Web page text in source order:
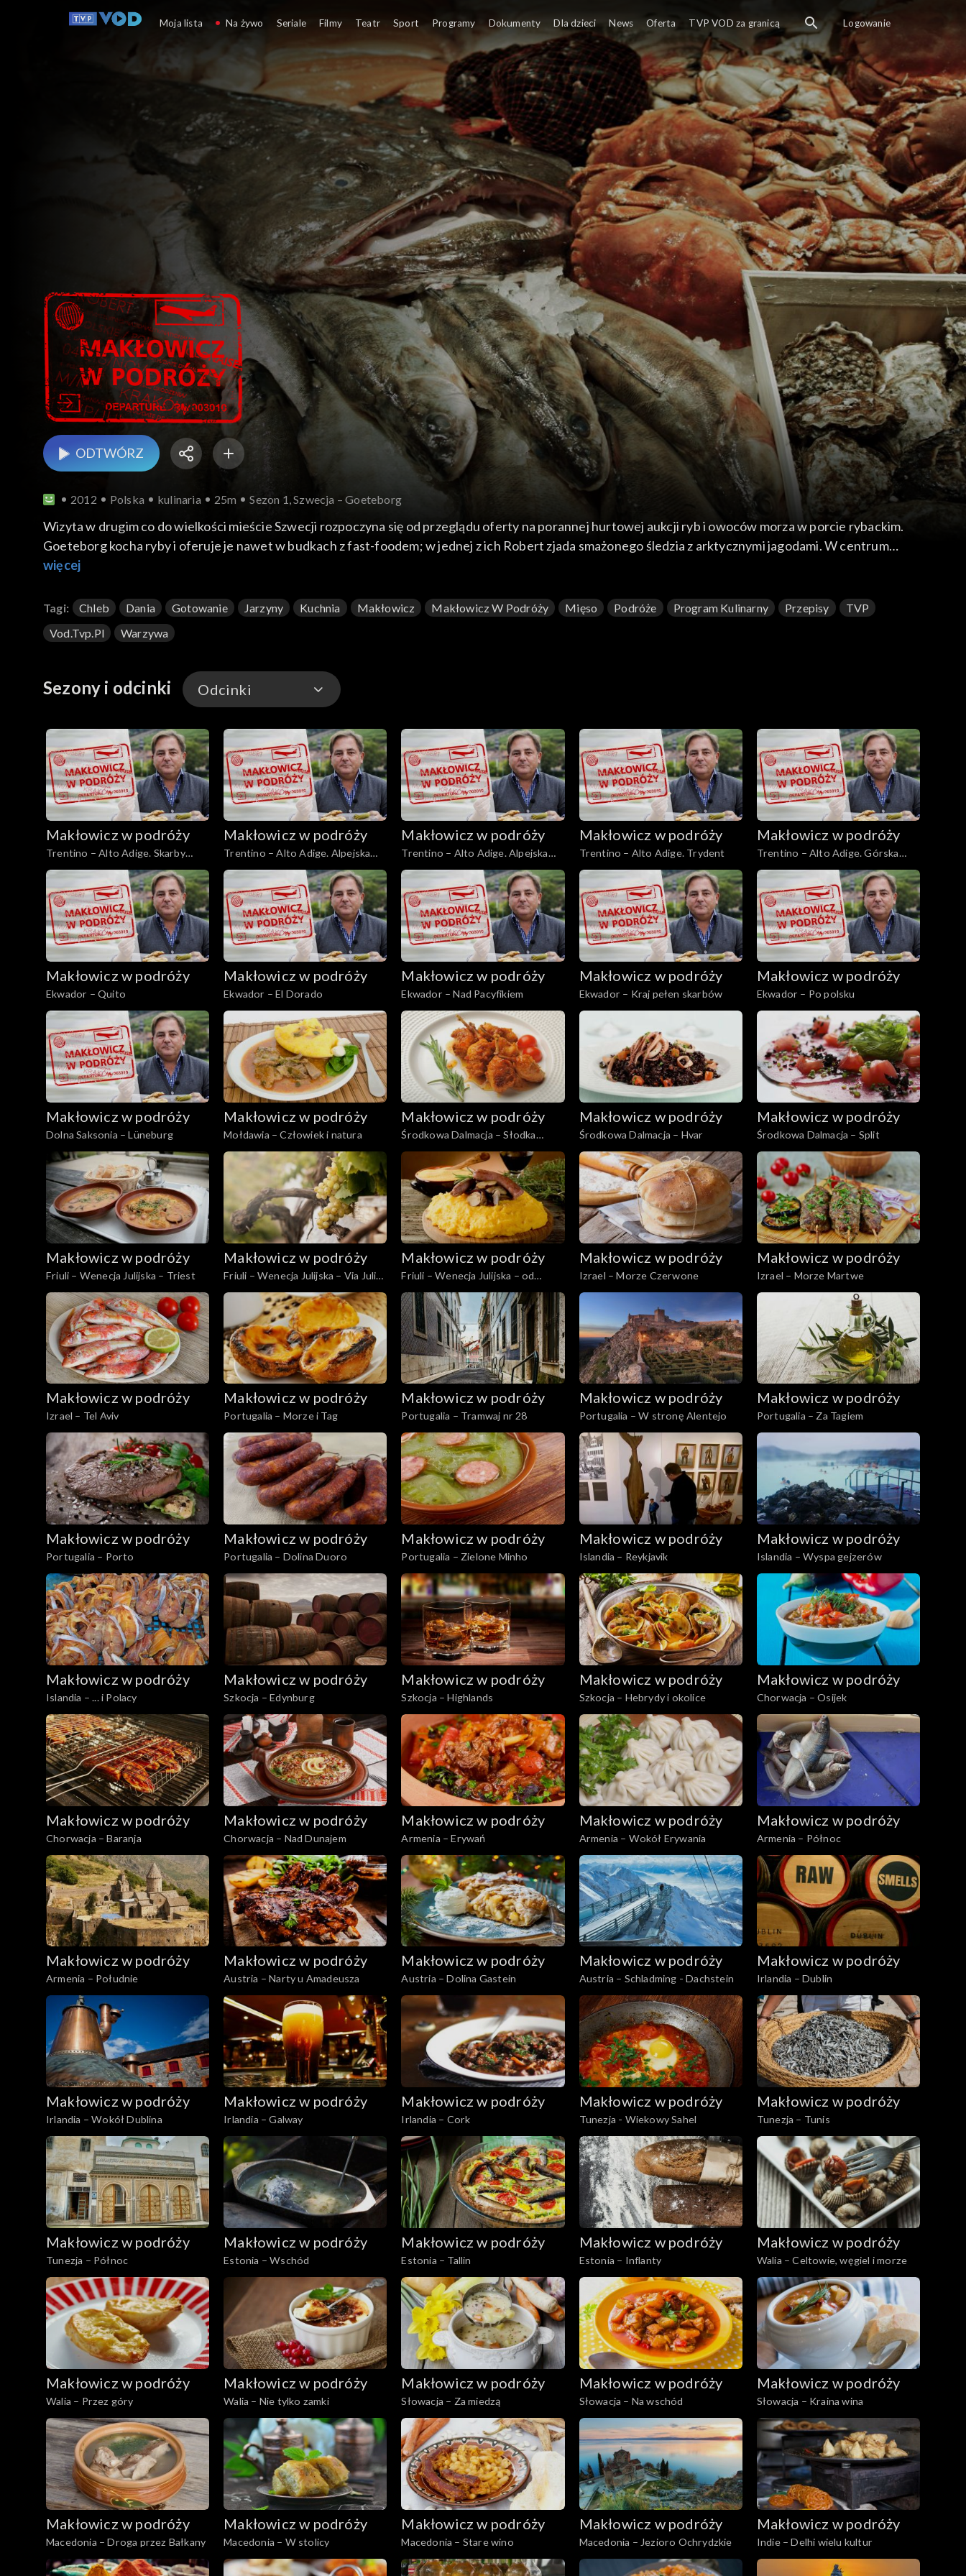
ODTWÓRZ
2012 Polska kulinaria 25m Sezon 1, Szwecja – Goeteborg
Wizyta w drugim co do wielkości mieście Szwecji rozpoczyna się od przeglądu oferty na porannej hurtowej aukcji ryb i owoców morza w porcie rybackim.
Goeteborg kocha ryby i oferuje je nawet w budkach z fast-foodem; w jednej z ich Robert zjada smażonego śledzia z arktycznymi jagodami. W centrum
miasta trafia do słynnej restauracji Kometen, której szefuje wybitny szwedzki autorytet kulinarny, Leif Mannerström. W asyście gościa z Polski Leif
przekonuje się na pokładzie repliki XVIII-wiecznego statku Götheborg, cumującego w porcie. Na koniec restauracja rybna w miejskiej hali targowej i…
muzeum szwedzkiej motoryzacji.
więcej
Tagi: Chleb Dania Gotowanie Jarzyny Kuchnia Makłowicz Makłowicz W Podróży Mięso Podróże Program Kulinarny Przepisy
TVP
Vod.tvp.pl
Warzywa
Sezony i odcinki Odcinki
Odcinki
Makłowicz w podróży
Trentino – Alto Adige. Skarby
południowego Tyrolu
Makłowicz w podróży
Trentino – Alto Adige. Alpejska
góra Adyga
Makłowicz w podróży
Trentino – Alto Adige. Alpejska
kraina Ladynów
Makłowicz w podróży
Trentino – Alto Adige. Trydent
Makłowicz w podróży
Trentino – Alto Adige. Górska
Garda
Makłowicz w podróży
Ekwador – Quito
Makłowicz w podróży
Ekwador – El Dorado
Makłowicz w podróży
Ekwador – Nad Pacyfikiem
Makłowicz w podróży
Ekwador – Kraj pełen skarbów
Makłowicz w podróży
Ekwador – Po polsku
Makłowicz w podróży
Dolna Saksonia – Lüneburg
Makłowicz w podróży
Mołdawia – Człowiek i natura
Makłowicz w podróży
Środkowa Dalmacja – Słodka
Cetina
Makłowicz w podróży
Środkowa Dalmacja – Hvar
Makłowicz w podróży
Środkowa Dalmacja – Split
Makłowicz w podróży
Friuli – Wenecja Julijska – Triest
Makłowicz w podróży
Friuli – Wenecja Julijska – Via Julia
Augusta
Makłowicz w podróży
Friuli – Wenecja Julijska – od
podszewki
Makłowicz w podróży
Izrael – Morze Czerwone
Makłowicz w podróży
Izrael – Morze Martwe
Makłowicz w podróży
Izrael – Tel Aviv
Makłowicz w podróży
Portugalia – Morze i Tag
Makłowicz w podróży
Portugalia – Tramwaj nr 28
Makłowicz w podróży
Portugalia – W stronę Alentejo
Makłowicz w podróży
Portugalia – Za Tagiem
Makłowicz w podróży
Portugalia – Porto
Makłowicz w podróży
Portugalia – Dolina Duoro
Makłowicz w podróży
Portugalia – Zielone Minho
Makłowicz w podróży
Islandia – Reykjavik
Makłowicz w podróży
Islandia – Wyspa gejzerów
Makłowicz w podróży
Islandia – ... i Polacy
Makłowicz w podróży
Szkocja – Edynburg
Makłowicz w podróży
Szkocja – Highlands
Makłowicz w podróży
Szkocja – Hebrydy i okolice
Makłowicz w podróży
Chorwacja – Osijek
Makłowicz w podróży
Chorwacja – Baranja
Makłowicz w podróży
Chorwacja – Nad Dunajem
Makłowicz w podróży
Armenia – Erywań
Makłowicz w podróży
Armenia – Wokół Erywania
Makłowicz w podróży
Armenia – Północ
Makłowicz w podróży
Armenia – Południe
Makłowicz w podróży
Austria – Narty u Amadeusza
Makłowicz w podróży
Austria – Dolina Gastein
Makłowicz w podróży
Austria – Schladming - Dachstein
Makłowicz w podróży
Irlandia – Dublin
Makłowicz w podróży
Irlandia – Wokół Dublina
Makłowicz w podróży
Irlandia – Galway
Makłowicz w podróży
Irlandia – Cork
Makłowicz w podróży
Tunezja - Wiekowy Sahel
Makłowicz w podróży
Tunezja – Tunis
Makłowicz w podróży
Tunezja – Północ
Makłowicz w podróży
Estonia – Wschód
Makłowicz w podróży
Estonia – Tallin
Makłowicz w podróży
Estonia – Inflanty
Makłowicz w podróży
Walia – Celtowie, węgiel i morze
Makłowicz w podróży
Walia – Przez góry
Makłowicz w podróży
Walia – Nie tylko zamki
Makłowicz w podróży
Słowacja – Za miedzą
Makłowicz w podróży
Słowacja – Na wschód
Makłowicz w podróży
Słowacja – Kraina wina
Makłowicz w podróży
Macedonia – Droga przez Bałkany
Makłowicz w podróży
Macedonia – W stolicy
Makłowicz w podróży
Macedonia – Stare wino
Makłowicz w podróży
Macedonia – Jezioro Ochrydzkie
Makłowicz w podróży
Indie – Delhi wielu kultur
Moja lista Na żywo Seriale Filmy Teatr Sport Programy Dokumenty Dla dzieci News Oferta TVP VOD za granicą Logowanie